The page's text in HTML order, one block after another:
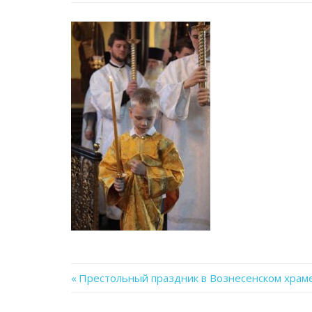
Previous
Престольный праздник в Вознесенском